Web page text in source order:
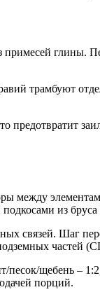
глины.
трамбуют
предотвратит
между
из
связей. Шаг
частей
щебень –
порций.